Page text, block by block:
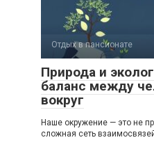
Отдых в пансионате
Природа и
баланс между
вокруг
Наше окружение — это не
сложная сеть